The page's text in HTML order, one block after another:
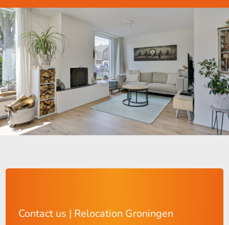
Contact us | Relocation Groningen